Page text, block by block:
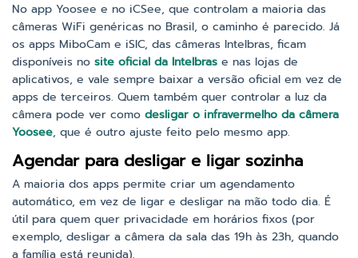
No app Yoosee e no iCSee, que controlam a maioria das
câmeras WiFi genéricas no Brasil, o caminho é parecido. Já
os apps MiboCam e iSIC, das câmeras Intelbras, ficam
disponíveis no site oficial da Intelbras e nas lojas de
aplicativos, e vale sempre baixar a versão oficial em vez de
apps de terceiros. Quem também quer controlar a luz da
câmera pode ver como desligar o infravermelho da câmera
Yoosee, que é outro ajuste feito pelo mesmo app.
Agendar para desligar e ligar sozinha
A maioria dos apps permite criar um agendamento
automático, em vez de ligar e desligar na mão todo dia. É
útil para quem quer privacidade em horários fixos (por
exemplo, desligar a câmera da sala das 19h às 23h, quando
a família está reunida).